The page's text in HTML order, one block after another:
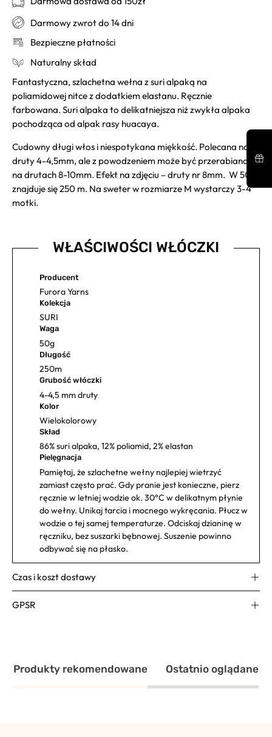
Darmowy zwrot do 14 dni
Bezpieczne płatności
Naturalny skład
Fantastyczna, szlachetna wełna z suri alpaką na
poliamidowej nitce z dodatkiem elastanu. Ręcznie
farbowana. Suri alpaka to delikatniejsza niż zwykła alpaka
pochodząca od alpak rasy huacaya.
Cudowny długi włos i niespotykana miękkość. Polecana na
druty 4-4,5mm, ale z powodzeniem może być przerabiana
na drutach 8-10mm. Efekt na zdjęciu – druty nr 8mm. W 50g
znajduje się 250 m. Na sweter w rozmiarze M wystarczy 3-4
motki.
WŁAŚCIWOŚCI WŁÓCZKI
Producent
Furora Yarns
Kolekcja
SURI
Waga
50g
Długość
250m
Grubość włóczki
4-4,5 mm druty
Kolor
Wielokolorowy
Skład
86% suri alpaka, 12% poliamid, 2% elastan
Pielęgnacja
Pamiętaj, że szlachetne wełny najlepiej wietrzyć
zamiast często prać. Gdy pranie jest konieczne, pierz
ręcznie w letniej wodzie ok. 30°C w delikatnym płynie
do wełny. Unikaj tarcia i mocnego wykręcania. Płucz w
wodzie o tej samej temperaturze. Odciskaj dzianinę w
ręczniku, bez suszarki bębnowej. Suszenie powinno
odbywać się na płasko.
Czas i koszt dostawy
GPSR
Produkty rekomendowane Ostatnio oglądane